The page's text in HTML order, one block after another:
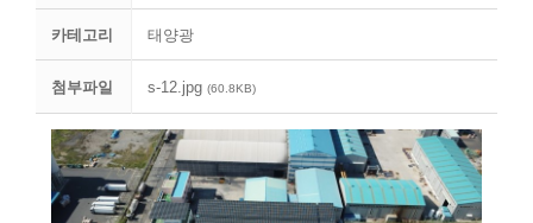
카테고리 태양광
첨부파일 s-12.jpg (60.8KB)